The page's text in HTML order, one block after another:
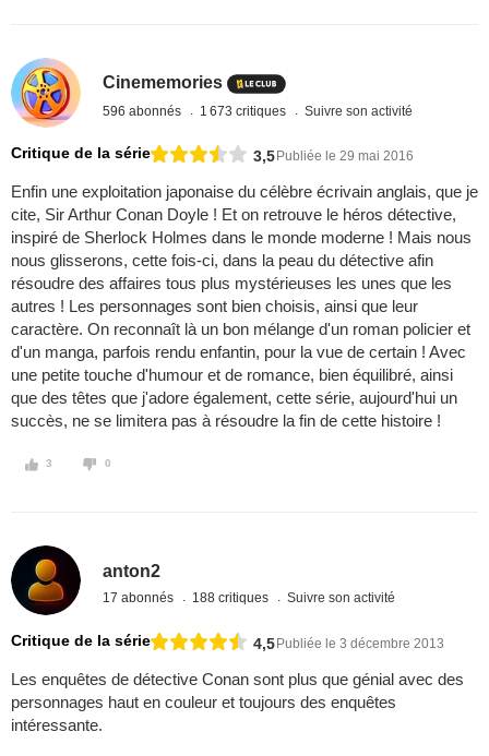
Cinememories
596 abonnés 1 673 critiques Suivre son activité
Critique de la série 3,5Publiée le 29 mai 2016
Enfin une exploitation japonaise du célèbre écrivain anglais, que je
cite, Sir Arthur Conan Doyle ! Et on retrouve le héros détective,
inspiré de Sherlock Holmes dans le monde moderne ! Mais nous
nous glisserons, cette fois-ci, dans la peau du détective afin
résoudre des affaires tous plus mystérieuses les unes que les
autres ! Les personnages sont bien choisis, ainsi que leur
caractère. On reconnaît là un bon mélange d'un roman policier et
d'un manga, parfois rendu enfantin, pour la vue de certain ! Avec
une petite touche d'humour et de romance, bien équilibré, ainsi
que des têtes que j'adore également, cette série, aujourd'hui un
succès, ne se limitera pas à résoudre la fin de cette histoire !
3 0
anton2
17 abonnés 188 critiques Suivre son activité
Critique de la série 4,5Publiée le 3 décembre 2013
Les enquêtes de détective Conan sont plus que génial avec des
personnages haut en couleur et toujours des enquêtes
intéressante.